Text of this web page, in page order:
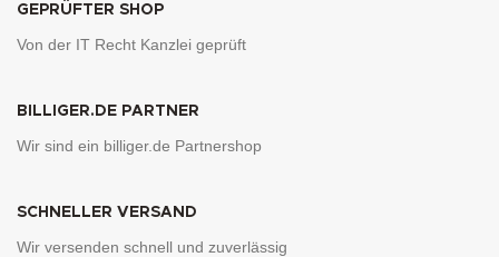
GEPRÜFTER SHOP
Von der IT Recht Kanzlei geprüft
BILLIGER.DE PARTNER
Wir sind ein billiger.de Partnershop
SCHNELLER VERSAND
Wir versenden schnell und zuverlässig